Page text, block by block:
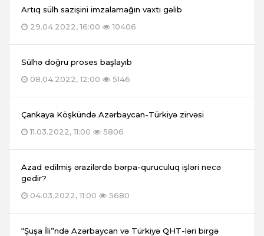
Artıq sülh sazişini imzalamağın vaxtı gəlib
29.04.2022, 16:00
10406
Sülhə doğru proses başlayıb
08.04.2022, 12:00
5146
Çankaya Köşkündə Azərbaycan-Türkiyə zirvəsi
11.03.2022, 11:00
5806
Azad edilmiş ərazilərdə bərpa-quruculuq işləri necə
gedir?
04.03.2022, 11:00
5680
“Şuşa İli”ndə Azərbaycan və Türkiyə QHT-ləri birgə